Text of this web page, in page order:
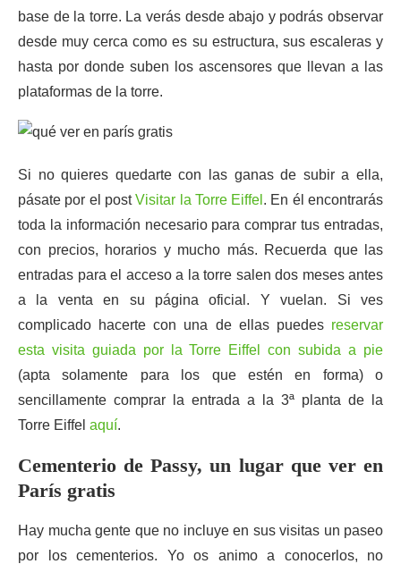
base de la torre. La verás desde abajo y podrás observar
desde muy cerca como es su estructura, sus escaleras y
hasta por donde suben los ascensores que llevan a las
plataformas de la torre.
Si no quieres quedarte con las ganas de subir a ella,
pásate por el postVisitar la Torre Eiffel . En él encontrarás
toda la información necesario para comprar tus entradas,
con precios, horarios y mucho más. Recuerda que las
entradas para el acceso a la torre salen dos meses antes
a la venta en su página oficial. Y vuelan. Si ves
complicado hacerte con una de ellas puedes reservar
esta visita guiada por la Torre Eiffel con subida a pie
(apta solamente para los que estén en forma) o
sencillamente comprar la entrada a la 3ª planta de la
Torre Eiffel aquí.
Cementerio de Passy, un lugar que ver en
París gratis
Hay mucha gente que no incluye en sus visitas un paseo
por los cementerios. Yo os animo a conocerlos, no